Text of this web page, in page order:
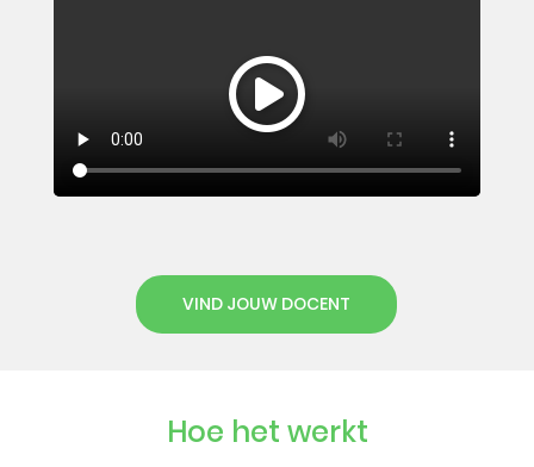
VIND JOUW DOCENT
Hoe het werkt